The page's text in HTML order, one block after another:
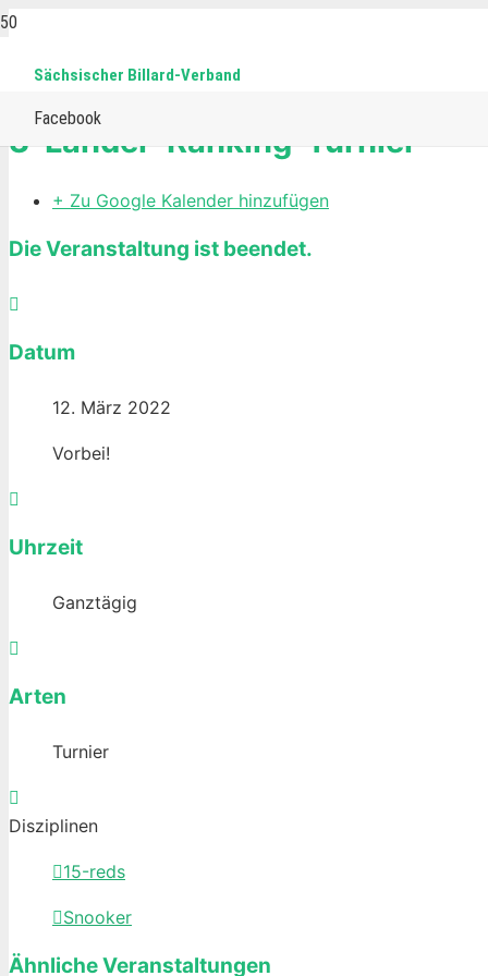
Sächsischer Billard-Verband
Facebook
Home Events 15-reds
3-Länder-Ranking-Turnier
+ Zu Google Kalender hinzufügen
Die Veranstaltung ist beendet.
Datum
12. März 2022
Vorbei!
Uhrzeit
Ganztägig
Arten
Turnier
Disziplinen
15-reds
Snooker
Ähnliche Veranstaltungen